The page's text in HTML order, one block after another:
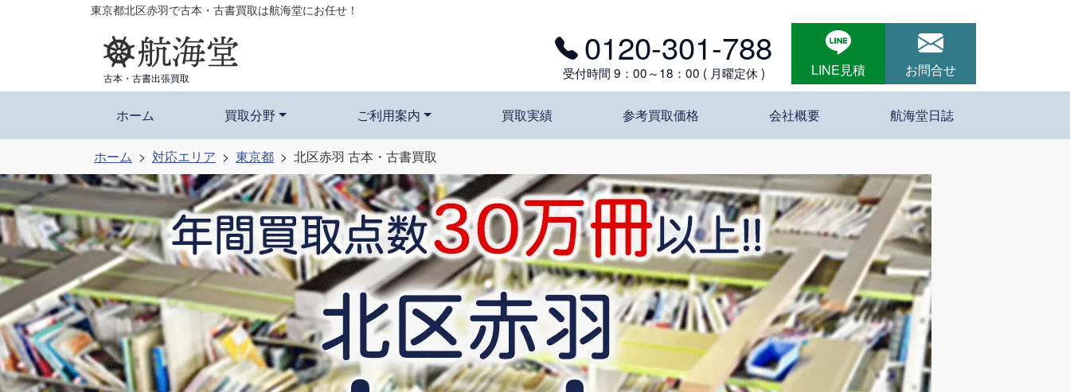
ス
ッ
プ
東京都北区赤羽で古本・古書買取は航海堂にお任せ！
古本・古書出張買取
ホーム 買取分野 ご利用案内 買取実績 参考買取価格 会社概要 航海堂日誌
0120-301-788
受付時間 9：00～18：00 ( 月曜定休 ) LINE見積 お問合せ
ホーム 対応エリア 東京都 北区赤羽 古本・古書買取